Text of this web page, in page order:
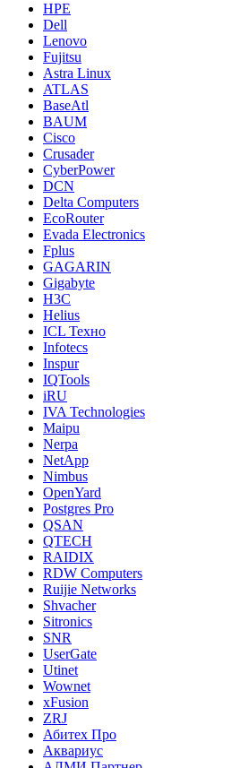
HPE
Dell
Lenovo
Fujitsu
Astra Linux
ATLAS
BaseAtl
BAUM
Cisco
Crusader
CyberPower
DCN
Delta Computers
EcoRouter
Evada Electronics
Fplus
GAGARIN
Gigabyte
H3C
Helius
ICL Техно
Infotecs
Inspur
IQTools
iRU
IVA Technologies
Maipu
Nerpa
NetApp
Nimbus
OpenYard
Postgres Pro
QSAN
QTECH
RAIDIX
RDW Computers
Ruijie Networks
Shvacher
Sitronics
SNR
UserGate
Utinet
Wownet
xFusion
ZRJ
Абитех Про
Аквариус